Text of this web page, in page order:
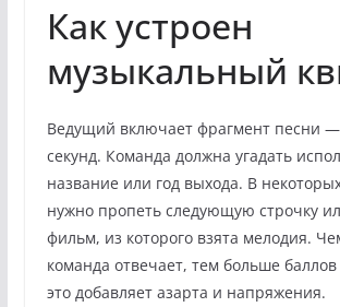
Как устроен
музыкальный
Ведущий включает фрагмент песни
секунд. Команда должна угадать
название или год выхода. В
нужно пропеть следующую строчку
фильм, из которого взята мелодия.
команда отвечает, тем больше
это добавляет азарта и напряжения.